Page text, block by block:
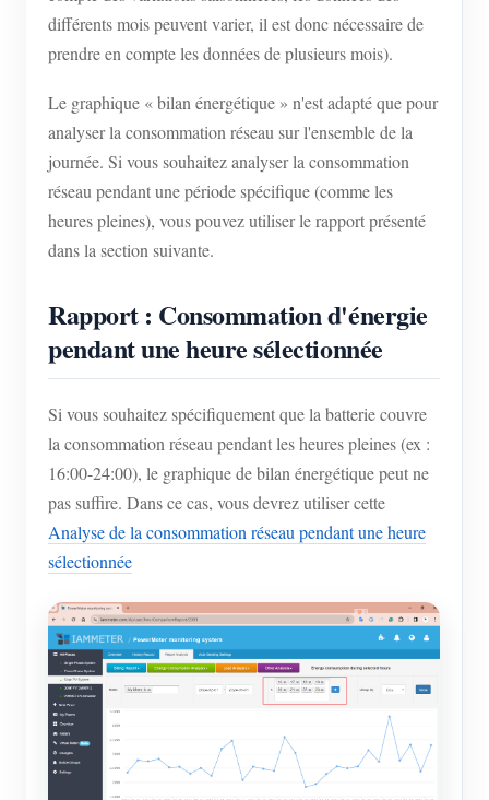
différents mois peuvent varier, il est donc nécessaire de
prendre en compte les données de plusieurs mois).
Le graphique « bilan énergétique » n'est adapté que pour
analyser la consommation réseau sur l'ensemble de la
journée. Si vous souhaitez analyser la consommation
réseau pendant une période spécifique (comme les
heures pleines), vous pouvez utiliser le rapport présenté
dans la section suivante.
Rapport : Consommation d'énergie
pendant une heure sélectionnée
Si vous souhaitez spécifiquement que la batterie couvre
la consommation réseau pendant les heures pleines (ex :
16:00-24:00), le graphique de bilan énergétique peut ne
pas suffire. Dans ce cas, vous devrez utiliser cette
Analyse de la consommation réseau pendant une heure
sélectionnée